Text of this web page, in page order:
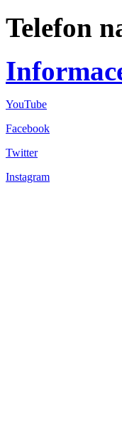
Telefon
YouTube
Facebook
Twitter
Instagram